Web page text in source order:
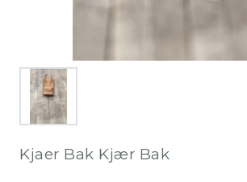
Kjaer Bak Kjær Bak